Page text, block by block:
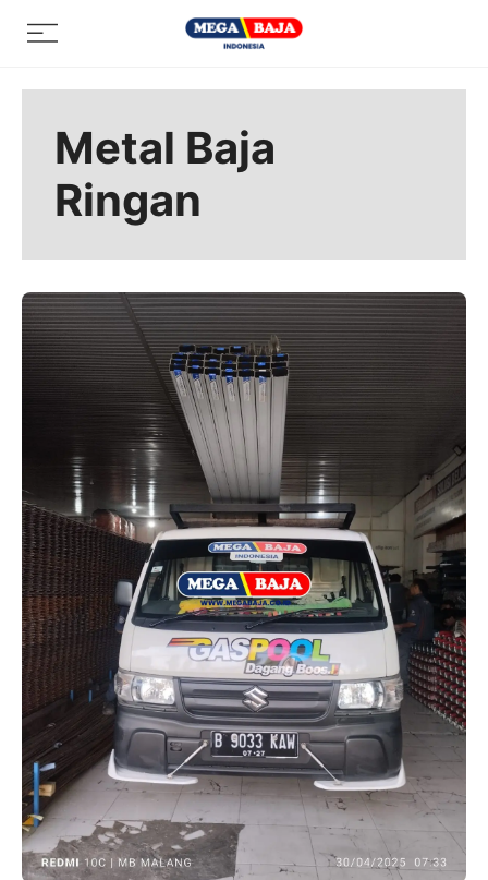
Menu
Metal Baja
Ringan